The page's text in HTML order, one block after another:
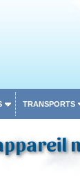
TRANSPORTS